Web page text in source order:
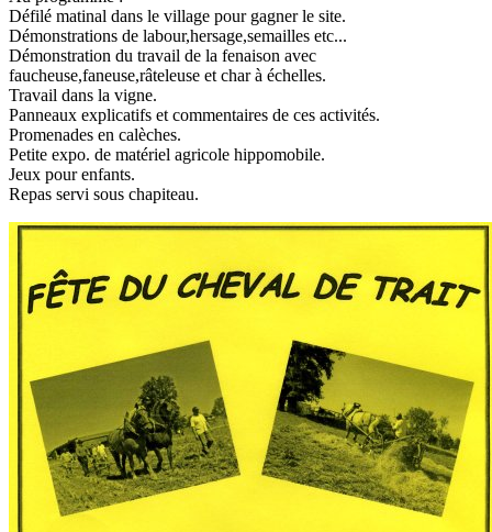
Défilé matinal dans le village pour gagner le site.
Démonstrations de labour,hersage,semailles etc...
Démonstration du travail de la fenaison avec
faucheuse,faneuse,râteleuse et char à échelles.
Travail dans la vigne.
Panneaux explicatifs et commentaires de ces activités.
Promenades en calèches.
Petite expo. de matériel agricole hippomobile.
Jeux pour enfants.
Repas servi sous chapiteau.